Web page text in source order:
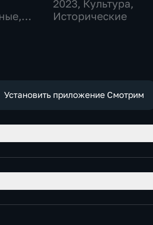
2023, Культура,
Исторические
Установить приложение Смотрим